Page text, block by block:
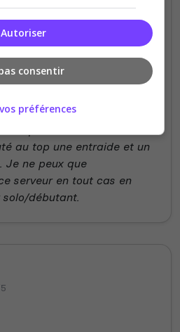
au top une entraide et un
ne peux que
serveur en tout cas en
débutant.
Autoriser
consentir
préférences